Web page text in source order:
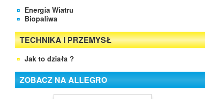
Energia Wiatru
Biopaliwa
TECHNIKA I PRZEMYSŁ
Jak to działa ?
ZOBACZ NA ALLEGRO